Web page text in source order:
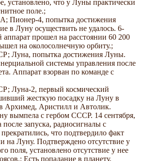
установлено, что у Луны практически
поле.;
Пионер-4, попытка достижения
в Луну осуществить не удалось. 6-
прошел на расстоянии 60 200
на околосолнечную орбиту.;
Луна, попытка достижения Луны.
системы управления после
Аппарат взорван по команде с
Луна-2, первый космический
жесткую посадку на Луну в
Архимед, Аристилл и Автолик.
вымпела с гербом СССР. 14 сентября,
после запуска, радиосигналы с
что подтвердило факт
на Луну. Подтверждено отсутствие у
поля, установлено отсутствие у нее
Есть попадание в планету.